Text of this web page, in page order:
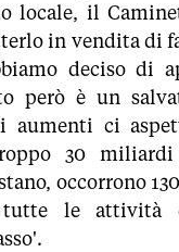
locale, il
in vendita di
deciso di
però è un
aumenti ci
30
occorrono
tutte le attività